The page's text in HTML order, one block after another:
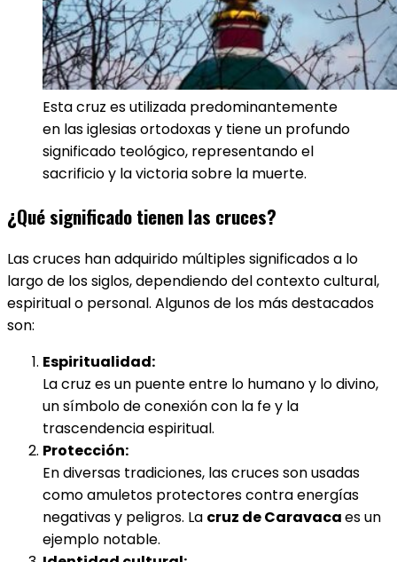
Esta cruz es utilizada predominantemente
en las iglesias ortodoxas y tiene un profundo
significado teológico, representando el
sacrificio y la victoria sobre la muerte.
¿Qué significado tienen las cruces?
Las cruces han adquirido múltiples significados a lo
largo de los siglos, dependiendo del contexto cultural,
espiritual o personal. Algunos de los más destacados
son:
Espiritualidad:
La cruz es un puente entre lo humano y lo divino,
un símbolo de conexión con la fe y la
trascendencia espiritual.
Protección:
En diversas tradiciones, las cruces son usadas
como amuletos protectores contra energías
negativas y peligros. La cruz de Caravacaes un
ejemplo notable.